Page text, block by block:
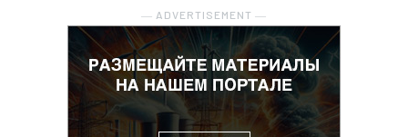
― ADVERTISEMENT ―